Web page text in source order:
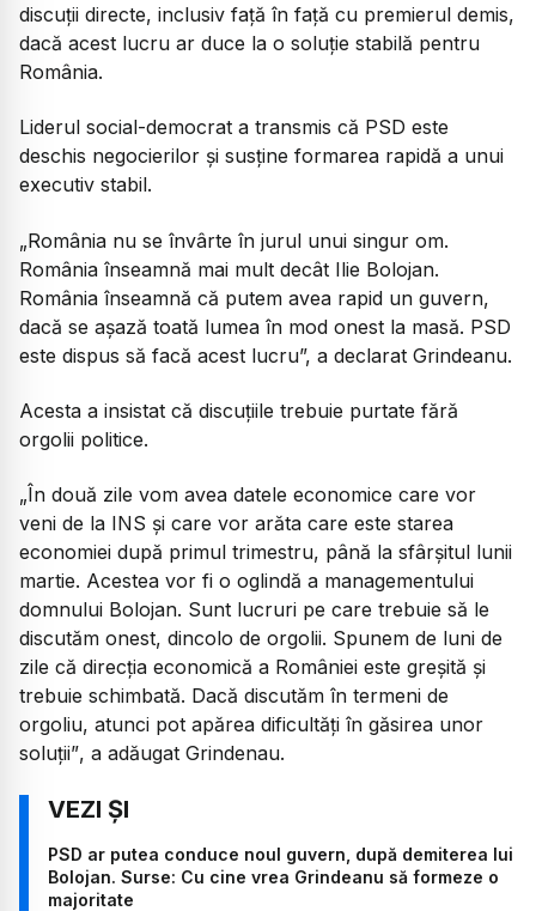
discuții directe, inclusiv față în față cu premierul demis,
dacă acest lucru ar duce la o soluție stabilă pentru
România.
Liderul social-democrat a transmis că PSD este
deschis negocierilor și susține formarea rapidă a unui
executiv stabil.
„România nu se învârte în jurul unui singur om.
România înseamnă mai mult decât Ilie Bolojan.
România înseamnă că putem avea rapid un guvern,
dacă se așază toată lumea în mod onest la masă. PSD
este dispus să facă acest lucru”, a declarat Grindeanu.
Acesta a insistat că discuțiile trebuie purtate fără
orgolii politice.
„În două zile vom avea datele economice care vor
veni de la INS și care vor arăta care este starea
economiei după primul trimestru, până la sfârșitul lunii
martie. Acestea vor fi o oglindă a managementului
domnului Bolojan. Sunt lucruri pe care trebuie să le
discutăm onest, dincolo de orgolii. Spunem de luni de
zile că direcția economică a României este greșită și
trebuie schimbată. Dacă discutăm în termeni de
orgoliu, atunci pot apărea dificultăți în găsirea unor
soluții”, a adăugat Grindenau.
PSD ar putea conduce noul guvern, după demiterea lui
Bolojan. Surse: Cu cine vrea Grindeanu să formeze o
majoritate